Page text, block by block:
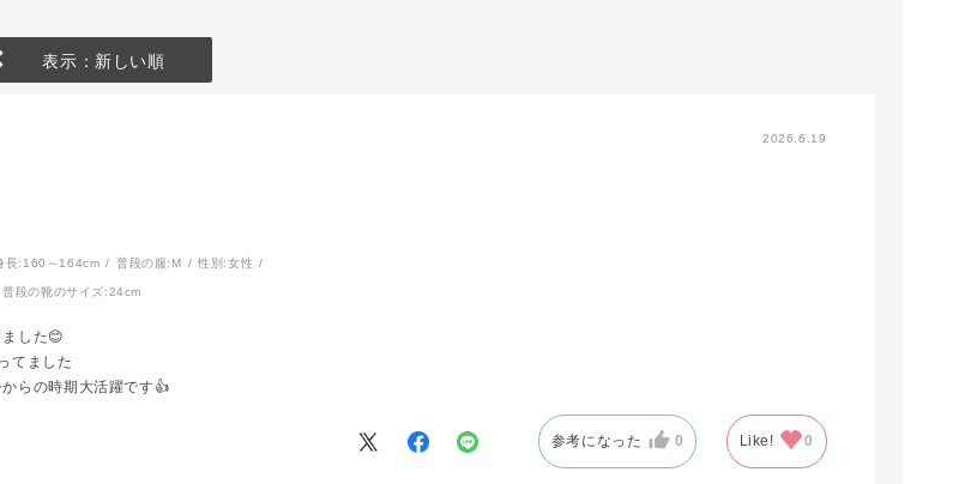
表示：新しい順
2026.6.19
長: 160～164cm 普段の服: M 性別:女性
普段の靴のサイズ:24cm
した😊
てました
らの時期大活躍です👍
参考になった 0 Like! 0